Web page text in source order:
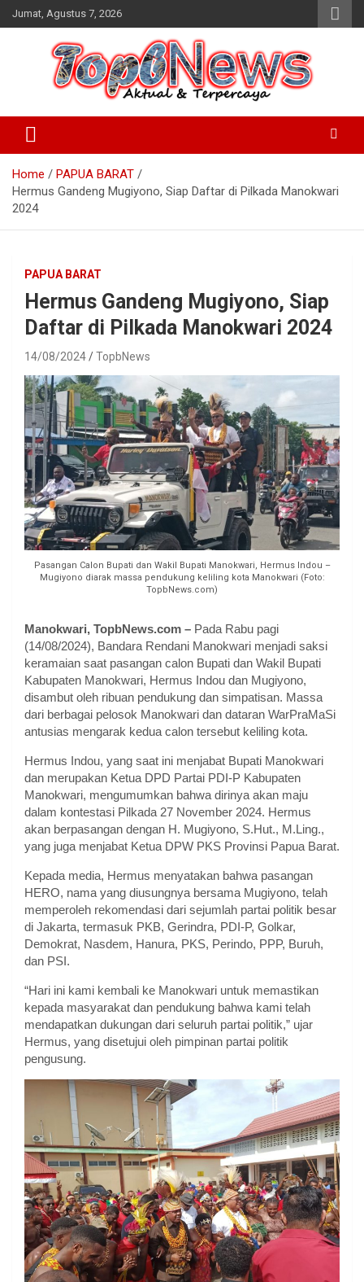
Skip
to
Jumat, Agustus 7, 2026
Home
PAPUA BARAT
Hermus Gandeng Mugiyono, Siap Daftar di Pilkada Manokwari
2024
PAPUA BARAT
Hermus Gandeng Mugiyono, Siap
Daftar di Pilkada Manokwari 2024
14/08/2024 TopbNews
Pasangan Calon Bupati dan Wakil Bupati Manokwari, Hermus Indou –
Mugiyono diarak massa pendukung keliling kota Manokwari (Foto:
TopbNews.com)
Manokwari, TopbNews.com – Pada Rabu pagi
(14/08/2024), Bandara Rendani Manokwari menjadi saksi
keramaian saat pasangan calon Bupati dan Wakil Bupati
Kabupaten Manokwari, Hermus Indou dan Mugiyono,
disambut oleh ribuan pendukung dan simpatisan. Massa
dari berbagai pelosok Manokwari dan dataran WarPraMaSi
antusias mengarak kedua calon tersebut keliling kota.
Hermus Indou, yang saat ini menjabat Bupati Manokwari
dan merupakan Ketua DPD Partai PDI-P Kabupaten
Manokwari, mengumumkan bahwa dirinya akan maju
dalam kontestasi Pilkada 27 November 2024. Hermus
akan berpasangan dengan H. Mugiyono, S.Hut., M.Ling.,
yang juga menjabat Ketua DPW PKS Provinsi Papua Barat.
Kepada media, Hermus menyatakan bahwa pasangan
HERO, nama yang diusungnya bersama Mugiyono, telah
memperoleh rekomendasi dari sejumlah partai politik besar
di Jakarta, termasuk PKB, Gerindra, PDI-P, Golkar,
Demokrat, Nasdem, Hanura, PKS, Perindo, PPP, Buruh,
dan PSI.
“Hari ini kami kembali ke Manokwari untuk memastikan
kepada masyarakat dan pendukung bahwa kami telah
mendapatkan dukungan dari seluruh partai politik,” ujar
Hermus, yang disetujui oleh pimpinan partai politik
pengusung.